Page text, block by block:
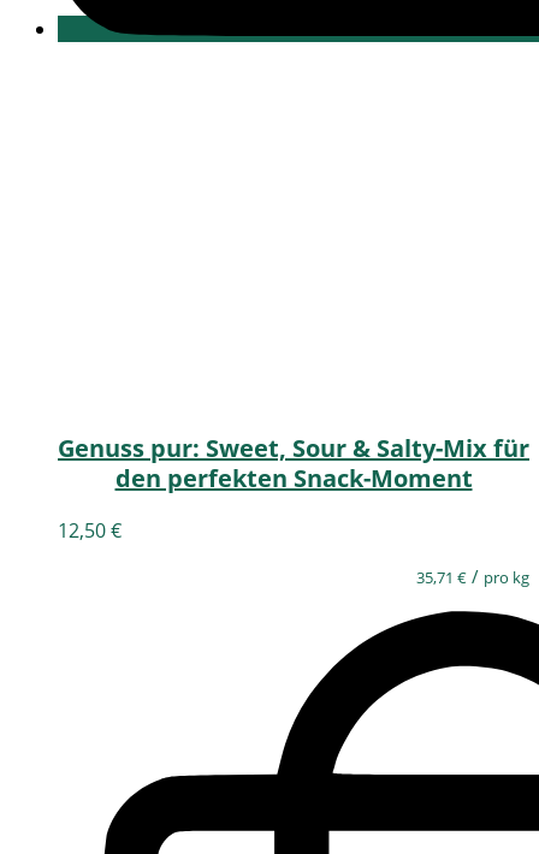
Genuss pur: Sweet, Sour & Salty-Mix für
den perfekten Snack-Moment
12,50€
35,71 € / pro kg